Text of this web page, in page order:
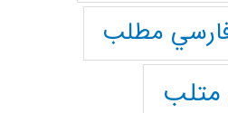
مطلب
متلب